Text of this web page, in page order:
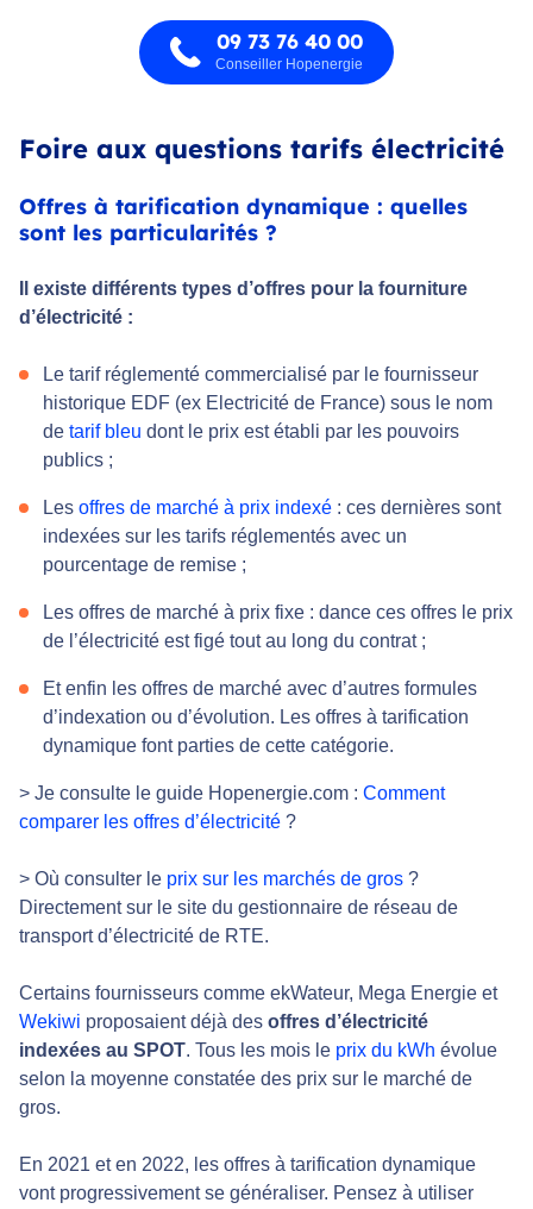
09 73 76 40 00
Conseiller Hopenergie
Foire aux questions tarifs électricité
Offres à tarification dynamique : quelles
sont les particularités ?
Il existe différents types d’offres pour la fourniture
d’électricité :
Le tarif réglementé commercialisé par le fournisseur
historique EDF (ex Electricité de France) sous le nom
de tarif bleu dont le prix est établi par les pouvoirs
publics ;
Les offres de marché à prix indexé : ces dernières sont
indexées sur les tarifs réglementés avec un
pourcentage de remise ;
Les offres de marché à prix fixe : dance ces offres le prix
de l’électricité est figé tout au long du contrat ;
Et enfin les offres de marché avec d’autres formules
d’indexation ou d’évolution. Les offres à tarification
dynamique font parties de cette catégorie.
> Je consulte le guide Hopenergie.com : Comment
comparer les offres d’électricité ?
> Où consulter le prix sur les marchés de gros ?
Directement sur le site du gestionnaire de réseau de
transport d’électricité de RTE.
Certains fournisseurs comme ekWateur, Mega Energie et
Wekiwi proposaient déjà des offres d’électricité
indexées au SPOT. Tous les mois le prix du kWh évolue
selon la moyenne constatée des prix sur le marché de
gros.
En 2021 et en 2022, les offres à tarification dynamique
vont progressivement se généraliser. Pensez à utiliser